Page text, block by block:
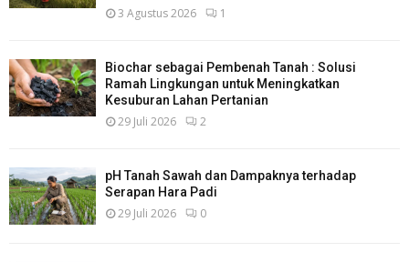
3 Agustus 2026 1
Biochar sebagai Pembenah Tanah : Solusi
Ramah Lingkungan untuk Meningkatkan
Kesuburan Lahan Pertanian
29 Juli 2026 2
pH Tanah Sawah dan Dampaknya terhadap
Serapan Hara Padi
29 Juli 2026 0